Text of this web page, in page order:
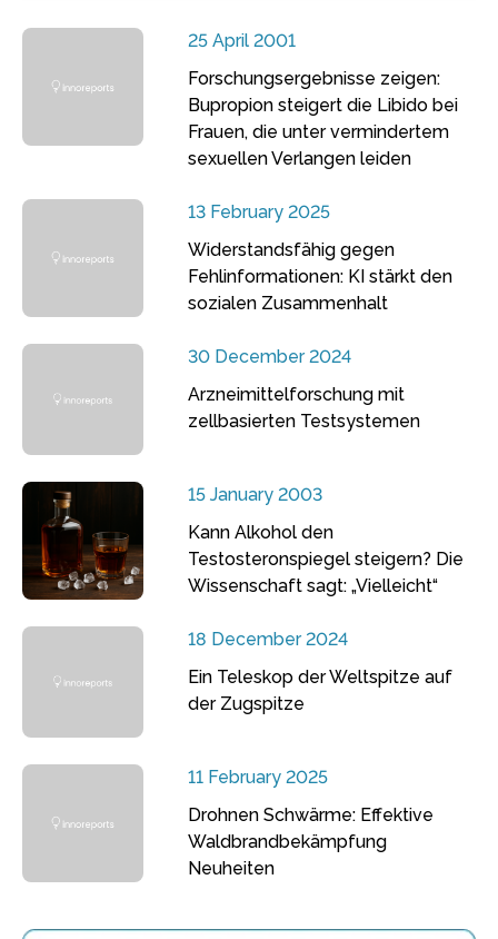
25 April 2001
Forschungsergebnisse zeigen:
Bupropion steigert die Libido bei
Frauen, die unter vermindertem
sexuellen Verlangen leiden
13 February 2025
Widerstandsfähig gegen
Fehlinformationen: KI stärkt den
sozialen Zusammenhalt
30 December 2024
Arzneimittelforschung mit
zellbasierten Testsystemen
15 January 2003
Kann Alkohol den
Testosteronspiegel steigern? Die
Wissenschaft sagt: „Vielleicht“
18 December 2024
Ein Teleskop der Weltspitze auf
der Zugspitze
11 February 2025
Drohnen Schwärme: Effektive
Waldbrandbekämpfung
Neuheiten